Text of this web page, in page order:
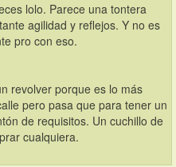
lolo. Parece una tontera
agilidad y reflejos. Y no es
pro con eso.
revolver porque es lo más
pero pasa que para tener un
de requisitos. Un cuchillo de
cualquiera.